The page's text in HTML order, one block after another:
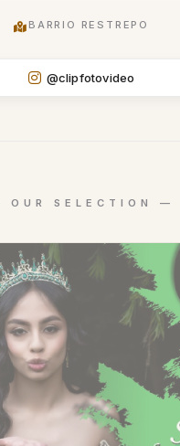
BARRIO RESTREPO
@clipfotovideo